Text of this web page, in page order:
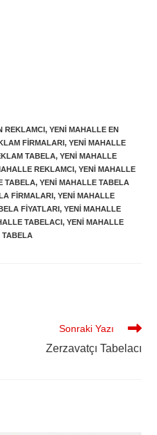
REKLAMCI, YENI MAHALLE EN
FIRMALARI, YENI MAHALLE
TABELA, YENI MAHALLE
REKLAMCI, YENI MAHALLE
TABELA, YENI MAHALLE TABELA
FIRMALARI, YENI MAHALLE
FIYATLARI, YENI MAHALLE
TABELACI, YENI MAHALLE
TABELA
Sonraki Yazı
Zerzavatçı Tabelacı